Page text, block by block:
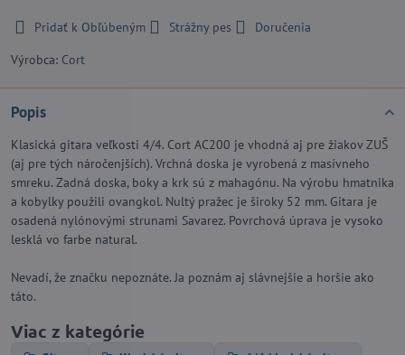
Pridať k Obľúbeným Strážny pes
Doručenia
Výrobca: Cort
Popis
Klasická gitara veľkosti 4/4. Cort AC200 je vhodná aj pre žiakov ZUŠ
(aj pre tých náročenjších). Vrchná doska je vyrobená z masívneho
smreku. Zadná doska, boky a krk sú z mahagónu. Na výrobu hmatnika
a kobylky použili ovangkol. Nultý pražec je široky 52 mm. Gitara je
osadená nylónovými strunami Savarez. Povrchová úprava je vysoko
lesklá vo farbe natural.
Nevadí, že značku nepoznáte. Ja poznám aj slávnejšie a horšie ako
táto.
Viac z kategórie